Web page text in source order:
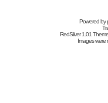
Powered by
RedSilver 1.01
Images were